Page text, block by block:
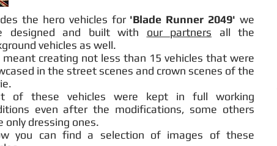
the hero vehicles for 'Blade Runner 2049' we
designed and built with our partners all the
vehicles as well.
meant creating not less than 15 vehicles that were
in the street scenes and crown scenes of the
of these vehicles were kept in full working
even after the modifications, some others
only dressing ones.
you can find a selection of images of these